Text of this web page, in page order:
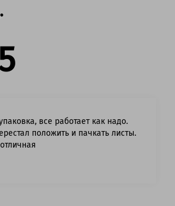
все работает как надо.
положить и пачкать листы.